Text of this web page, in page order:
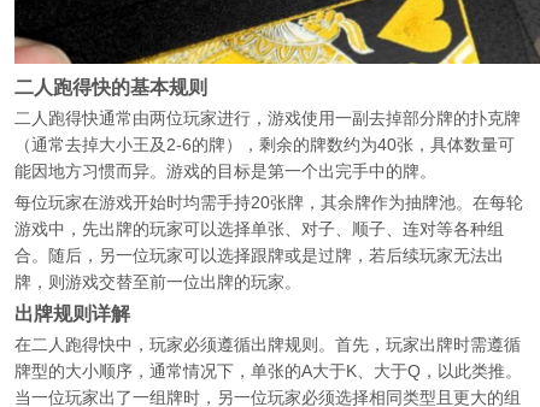
二人跑得快的基本规则
二人跑得快通常由两位玩家进行，游戏使用一副去掉部分牌的扑克牌
（通常去掉大小王及2-6的牌），剩余的牌数约为40张，具体数量可
能因地方习惯而异。游戏的目标是第一个出完手中的牌。
每位玩家在游戏开始时均需手持20张牌，其余牌作为抽牌池。在每轮
游戏中，先出牌的玩家可以选择单张、对子、顺子、连对等各种组
合。随后，另一位玩家可以选择跟牌或是过牌，若后续玩家无法出
牌，则游戏交替至前一位出牌的玩家。
出牌规则详解
在二人跑得快中，玩家必须遵循出牌规则。首先，玩家出牌时需遵循
牌型的大小顺序，通常情况下，单张的A大于K、大于Q，以此类推。
当一位玩家出了一组牌时，另一位玩家必须选择相同类型且更大的组